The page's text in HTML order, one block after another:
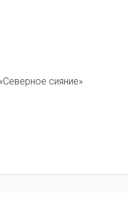
сияние»